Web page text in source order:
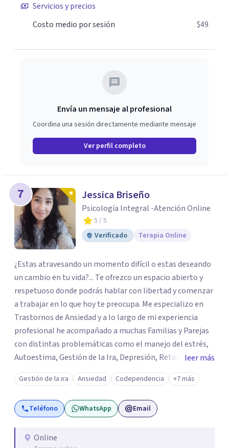
Servicios y precios
Costo medio por sesión
$49
Envía un mensaje al profesional
Coordina una sesión directamente mediante mensaje
Ver perfil completo
7 Jessica Briseño
Psicología Integral -Atención Online
5 / 5
Verificado
Terapia Online
¿Estas atravesando un momento difícil o estas deseando
un cambio en tu vida?... Te ofrezco un espacio abierto y
respetuoso donde podrás hablar con libertad y comenzar
a trabajar en lo que hoy te preocupa. Me especializo en
Trastornos de Ansiedad y a lo largo de mi experiencia
profesional he acompañado a muchas Familias y Parejas
con distintas problemáticas como el manejo del estrés,
Autoestima, Gestión de la Ira, Depresión, Retos en la
Crianza, Codependencia, Celos, entre otros. Cuento con
más de 12 años de experiencia en el área de la Salud
mental y he trabajado en distintos contextos clínicos con
niños, Adolescentes y Adultos
leer más
Gestión de la ira Ansiedad Codependencia +7 más
Teléfono WhatsApp Email
Online